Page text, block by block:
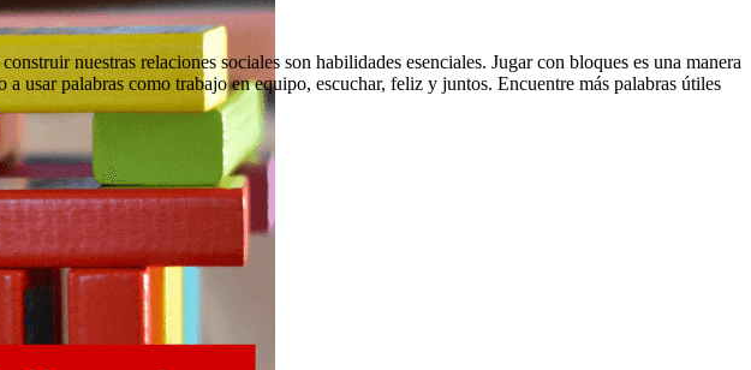
nuestras relaciones sociales son habilidades esenciales. Jugar con bloques es una manera
a usar palabras como trabajo en equipo, escuchar, feliz y juntos. Encuentre más palabras útiles